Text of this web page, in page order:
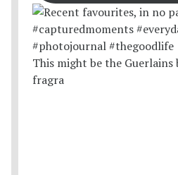
This might be the Guerlains
fragra